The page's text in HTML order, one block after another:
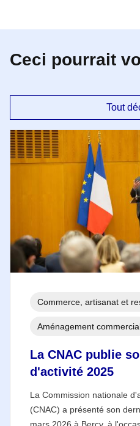
Ceci pourrait
Tout
La CNAC publie
d'activité 2025
La Commission nationale
(CNAC) a présenté son
mars 2026 à Bercy, à
Commerce, artisanat et
Aménagement